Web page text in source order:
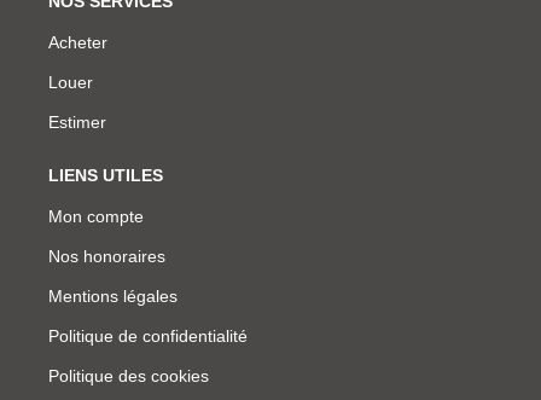
Acheter
Louer
Estimer
LIENS UTILES
Mon compte
Nos honoraires
Mentions légales
Politique de confidentialité
Politique des cookies